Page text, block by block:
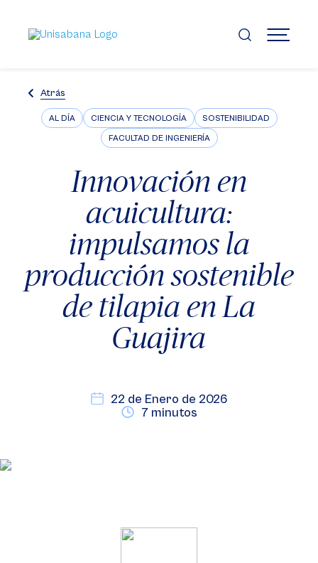
contenido
principal
MENÚ
Atrás
AL DÍA CIENCIA Y TECNOLOGÍA SOSTENIBILIDAD
FACULTAD DE INGENIERÍA
Innovación en
acuicultura:
impulsamos la
producción sostenible
de tilapia en La
Guajira
22 de Enero de 2026
7 minutos